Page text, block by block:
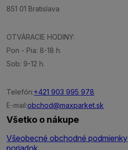
851 01 Bratislava
OTVÁRACIE HODINY:
Pon - Pia: 8-18 h.
Sob: 9-12 h.
Telefón:+421 903 995 978
E-mail:obchod@maxparket.sk
Všetko o nákupe
Všeobecné obchodné podmienky
poriadok